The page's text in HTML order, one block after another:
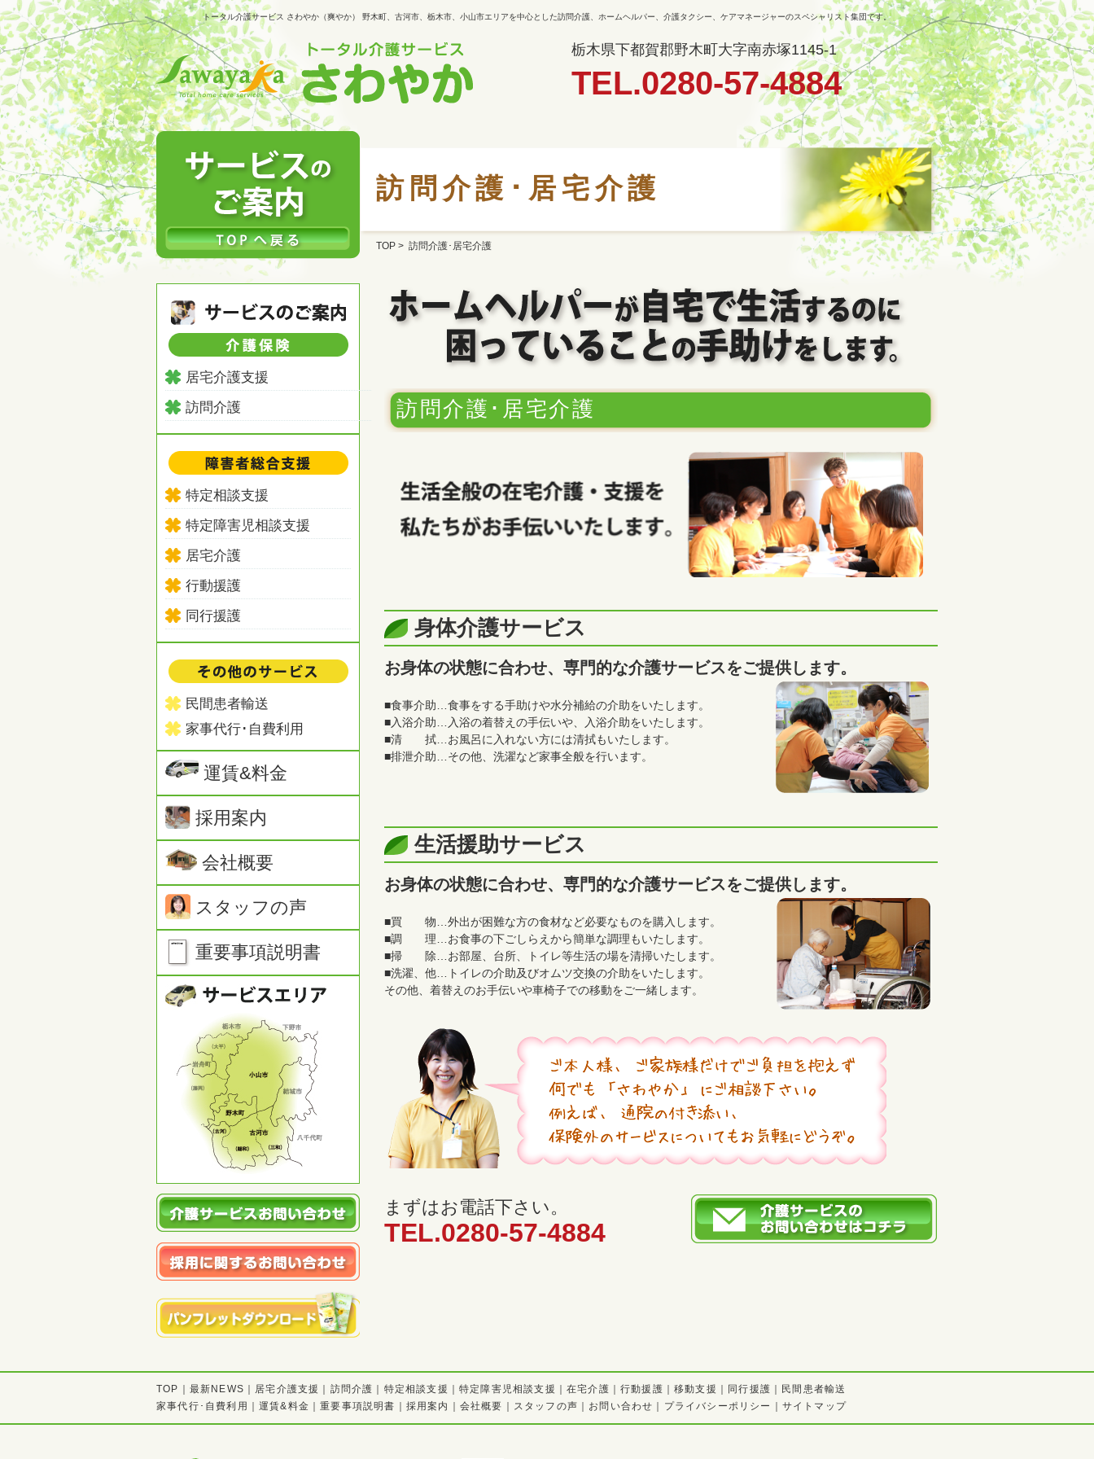
トータル介護サービス さわやか（爽やか） 野木町、古河市、栃木市、小山市エリアを中心とした訪問介護、ホームヘルパー、介護タクシー、ケアマネージャーのスペシャリスト集団です。
栃木県下都賀郡野木町大字南赤塚1145-1
TEL.0280-57-4884
訪問介護･居宅介護
TOP > 訪問介護･居宅介護
居宅介護支援
訪問介護
特定相談支援
特定障害児相談支援
居宅介護
行動援護
同行援護
民間患者輸送
家事代行･自費利用
運賃&料金
採用案内
会社概要
スタッフの声
重要事項説明書
訪問介護･居宅介護
身体介護サービス
お身体の状態に合わせ、専門的な介護サービスをご提供します。
■食事介助…食事をする手助けや水分補給の介助をいたします。
■入浴介助…入浴の着替えの手伝いや、入浴介助をいたします。
■清 拭…お風呂に入れない方には清拭もいたします。
■排泄介助…その他、洗濯など家事全般を行います。
生活援助サービス
お身体の状態に合わせ、専門的な介護サービスをご提供します。
■買 物…外出が困難な方の食材など必要なものを購入します。
■調 理…お食事の下ごしらえから簡単な調理もいたします。
■掃 除…お部屋、台所、トイレ等生活の場を清掃いたします。
■洗濯、他…トイレの介助及びオムツ交換の介助をいたします。
その他、着替えのお手伝いや車椅子での移動をご一緒します。
まずはお電話下さい。
TEL.0280-57-4884
TOP 最新NEWS 居宅介護支援 訪問介護 特定相談支援 ｜特定障害児相談支援 ｜在宅介護 ｜行動援護 ｜移動支援 同行援護
民間患者輸送
家事代行･自費利用
｜運賃&料金 ｜重要事項説明書 採用案内 会社概要 スタッフの声 お問い合わせ プライバシーポリシー サイトマップ